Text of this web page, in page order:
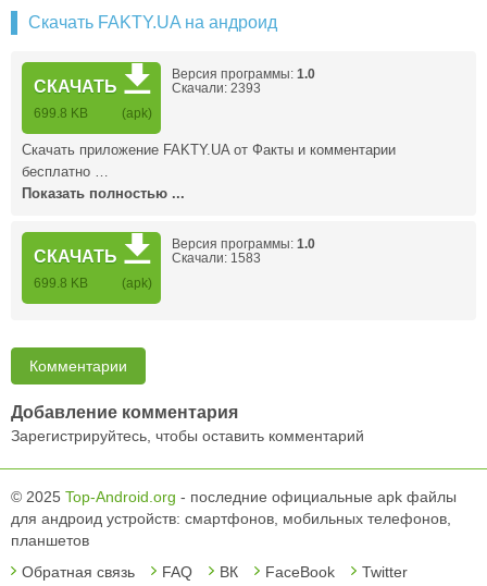
Скачать FAKTY.UA на андроид
СКАЧАТЬ
699.8 KB (apk)
Версия программы: 1.0
Скачали: 2393
Скачать приложение FAKTY.UA от Факты и комментарии
бесплатно …
Показать полностью ...
СКАЧАТЬ
699.8 KB (apk)
Версия программы: 1.0
Скачали: 1583
Комментарии
Добавление комментария
Зарегистрируйтесь, чтобы оставить комментарий
© 2025 Top-Android.org - последние официальные apk файлы
для андроид устройств: смартфонов, мобильных телефонов,
планшетов
Обратная связь
FAQ ВК FaceBook Twitter